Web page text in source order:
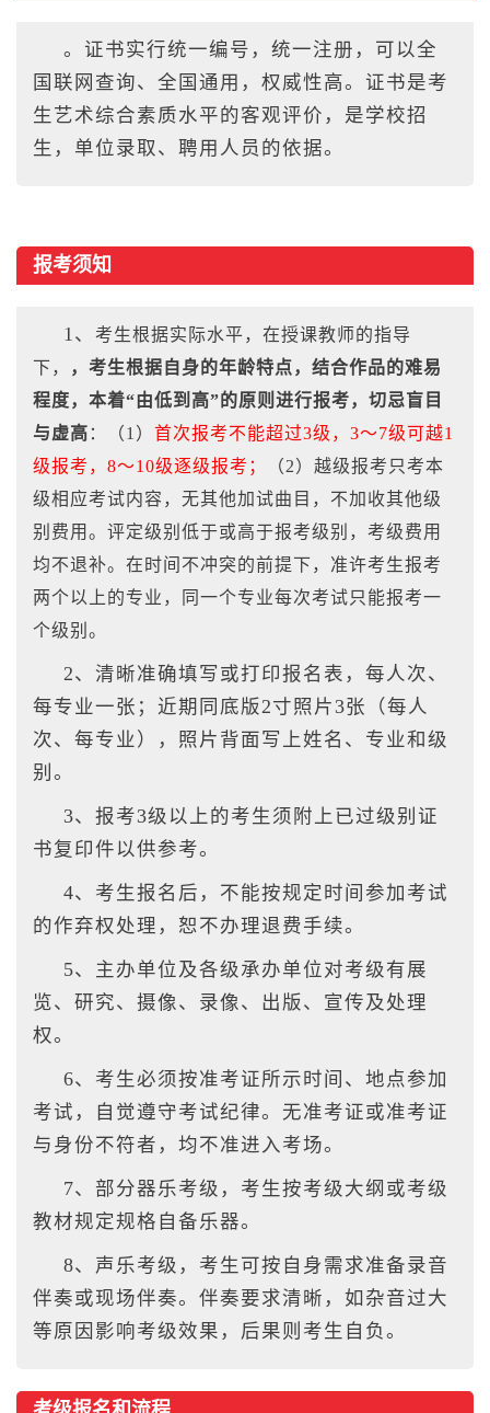
。证书实行统一编号，统一注册，可以全
国联网查询、全国通用，权威性高。证书是考
生艺术综合素质水平的客观评价，是学校招
生，单位录取、聘用人员的依据。
报考须知
1、 考生根据实际水平，在授课教师的指导
下，
，考生根据自身的年龄特点，结合作品的难易
程度，本着“由低到高”的原则进行报考，切忌盲目
与虚高 ：（1） 首次报考不能超过3级，3～7级可越1
级报考，8～10级逐级报考；
（2）越级报考只考本
级相应考试内容，无其他加试曲目，不加收其他级
别费用。 评定级别低于或高于报考级别，考级费用
均不退补。在时间不冲突的前提下，准许考生报考
两个以上的专业，同一个专业每次考试只能报考一
个级别。
2、清晰准确填写或打印报名表，每人次、
每专业一张；近期同底版2寸照片3张（每人
次、每专业），照片背面写上姓名、专业和级
别。
3、报考3级以上的考生须附上已过级别证
书复印件以供参考。
4、考生报名后，不能按规定时间参加考试
的作弃权处理，恕不办理退费手续。
5、主办单位及各级承办单位对考级有展
览、研究、摄像、录像、出版、宣传及处理
权。
6、考生必须按准考证所示时间、地点参加
考试，自觉遵守考试纪律。无准考证或准考证
与身份不符者，均不准进入考场。
7、部分器乐考级，考生按考级大纲或考级
教材规定规格自备乐器。
8、声乐考级，考生可按自身需求准备录音
伴奏或现场伴奏。伴奏要求清晰，如杂音过大
等原因影响考级效果，后果则考生自负。